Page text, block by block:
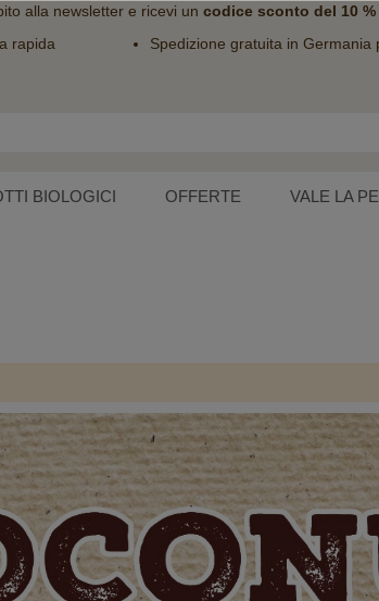
alla newslettere ricevi un codice sconto del 10 %
rapida Spedizione gratuita in
BIOLOGICI OFFERTE VALE LA